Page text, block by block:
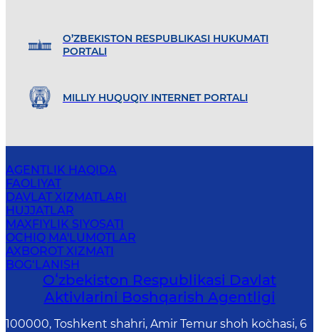
O’ZBEKISTON RESPUBLIKASI HUKUMATI
PORTALI
MILLIY HUQUQIY INTERNET PORTALI
AGENTLIK HAQIDA
FAOLIYAT
DAVLAT XIZMATLARI
HUJJATLAR
MAXFIYLIK SIYOSATI
OCHIQ MA'LUMOTLAR
AXBOROT XIZMATI
BOG‘LANISH
Oʻzbekiston Respublikasi Davlat
Aktivlarini Boshqarish Agentligi
100000, Toshkent shahri, Amir Temur shoh ko`chasi, 6